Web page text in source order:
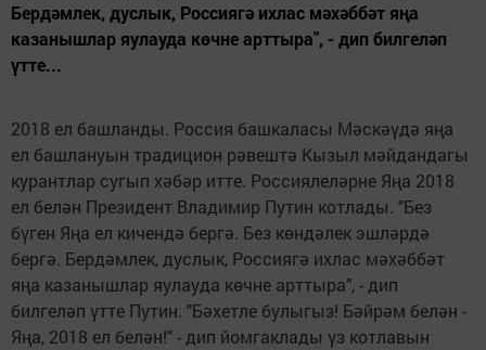
Бердәмлек, дуслык, Россиягә ихлас мәхәббәт яңа
казанышлар яулауда көчне арттыра", - дип билгеләп
үтте...
2018 ел башланды. Россия башкаласы Мәскәүдә яңа
ел башлануын традицион рәвештә Кызыл мәйдандагы
курантлар сугып хәбәр итте. Россиялеләрне Яңа 2018
ел белән Президент Владимир Путин котлады. "Без
бүген Яңа ел кичендә бергә. Без көндәлек эшләрдә
бергә. Бердәмлек, дуслык, Россиягә ихлас мәхәббәт
яңа казанышлар яулауда көчне арттыра", - дип
билгеләп үтте Путин. "Бәхетле булыгыз! Бәйрәм белән -
Яңа, 2018 ел белән!" - дип йомгаклады үз котлавын